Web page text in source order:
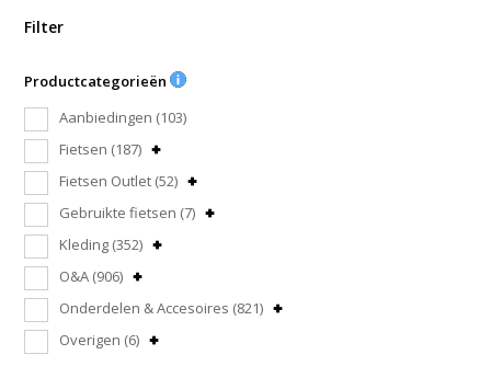
Filter
Productcategorieën
Aanbiedingen (103)
Fietsen (187)
Fietsen Outlet (52)
Gebruikte fietsen (7)
Kleding (352)
O&A (906)
Onderdelen & Accesoires (821)
Overigen (6)